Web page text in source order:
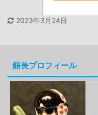
2023年3月24日
館長プロフィール